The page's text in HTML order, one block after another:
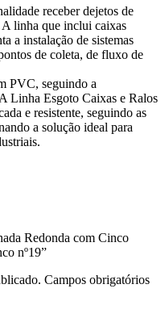
receber dejetos de
A linha que inclui caixas
a instalação de sistemas
de coleta, de fluxo de
PVC, seguindo a
Linha Esgoto Caixas e Ralos
e resistente, seguindo as
a solução ideal para
Redonda com Cinco
nº19”
Campos obrigatórios